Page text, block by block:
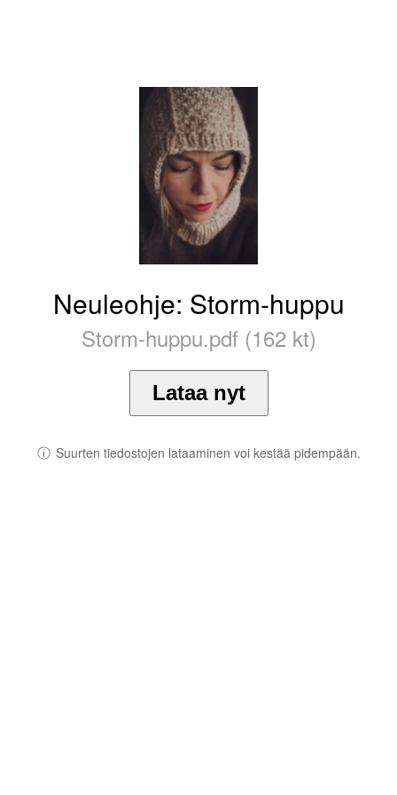
Neuleohje: Storm-huppu
Storm-huppu.pdf (162 kt)
Lataa nyt
ⓘ Suurten tiedostojen lataaminen voi kestää pidempään.